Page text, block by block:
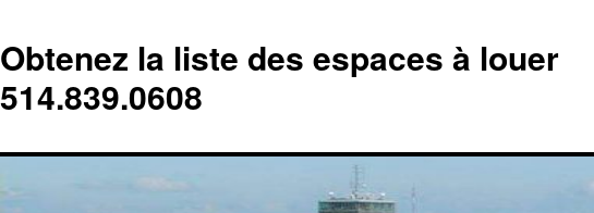
Obtenez la liste des espaces à louer
514.839.0608